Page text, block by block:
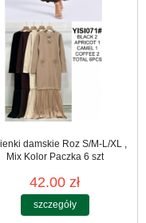
damskie Roz S/M-L/XL ,
Mix Kolor Paczka 6 szt
42.00 zł
szczegóły